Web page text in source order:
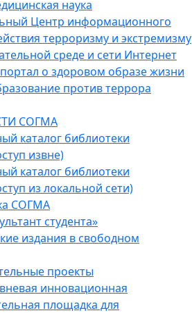
наука
Центр информационного
терроризму и экстремизму
среде и сети Интернет
о здоровом образе жизни
против террора
СОГМА
каталог библиотеки
извне)
каталог библиотеки
из локальной сети)
СОГМА
студента»
издания в свободном
проекты
инновационная
площадка для